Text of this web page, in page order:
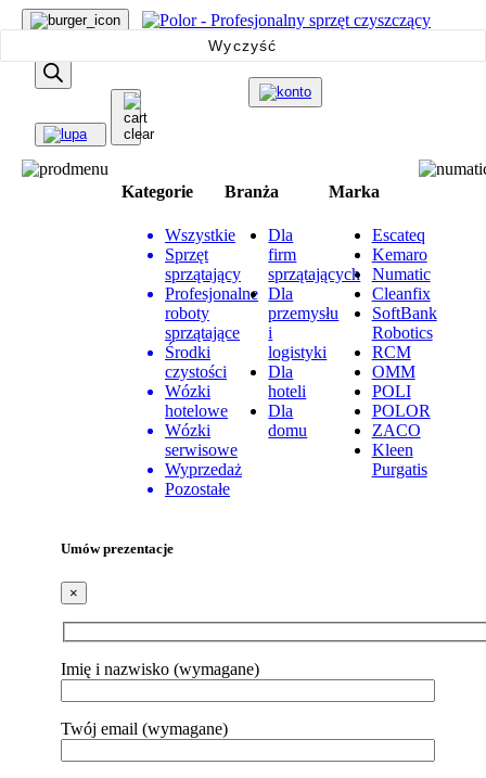
produktów
Kategorie
Wszystkie
Sprzęt
sprzątający
Profesjonalne
roboty
sprzątające
Środki
czystości
Wózki
hotelowe
Wózki
serwisowe
Wyprzedaż
Pozostałe
Branża
Dla
firm
sprzątających
Dla
przemysłu
i
logistyki
Dla
hoteli
Dla
domu
Marka
Escateq
Kemaro
Numatic
Cleanfix
SoftBank
Robotics
RCM
OMM
POLI
POLOR
ZACO
Kleen
Purgatis
Wyczyść
Umów prezentacje
×
Imię i nazwisko (wymagane)
Twój email (wymagane)